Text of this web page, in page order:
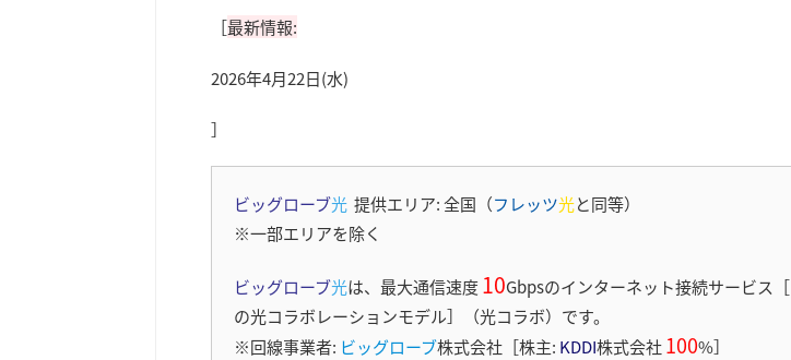
［最新情報:
2026年4月22日(水)
］
ビッグローブ光 提供エリア: 全国（フレッツ光と同等）
※一部エリアを除く
ビッグローブ光は、最大通信速度10Gbpsのインターネット接続サービス［
の光コラボレーションモデル］（光コラボ）です。
※回線事業者: ビッグローブ株式会社［株主: KDDI株式会社100%］